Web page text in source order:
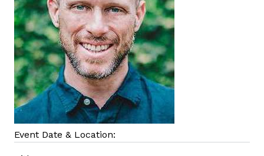
Event Date & Location: